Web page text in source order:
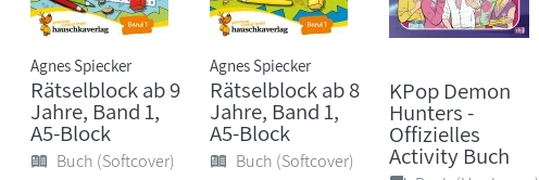
Agnes Spiecker
Rätselblock ab 9
Jahre, Band 1,
A5-Block
Buch (Softcover)
Agnes Spiecker
Rätselblock ab 8
Jahre, Band 1,
A5-Block
Buch (Softcover)
KPop Demon
Hunters -
Offizielles
Activity Buch